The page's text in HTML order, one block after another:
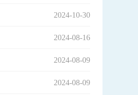
2024-10-30
2024-08-16
2024-08-09
2024-08-09